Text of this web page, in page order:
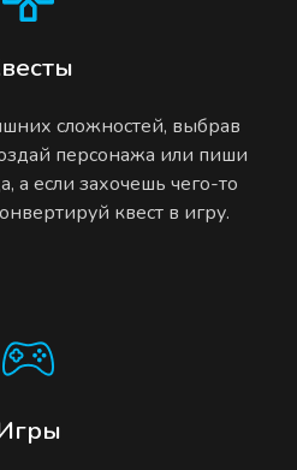
сложностей, выбрав
персонажа или пиши
а если захочешь чего-то
квест в игру.